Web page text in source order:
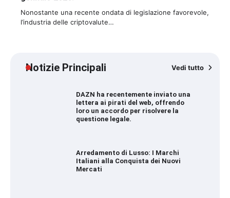
Nonostante una recente ondata di legislazione favorevole,
l’industria delle criptovalute…
Notizie Principali Vedi tutto
DAZN ha recentemente inviato una
lettera ai pirati del web, offrendo
loro un accordo per risolvere la
questione legale.
Arredamento di Lusso: I Marchi
Italiani alla Conquista dei Nuovi
Mercati